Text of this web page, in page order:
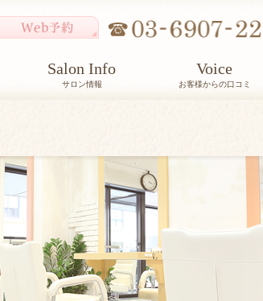
Salon Info
サロン情報
Voice
お客様からの口コミ